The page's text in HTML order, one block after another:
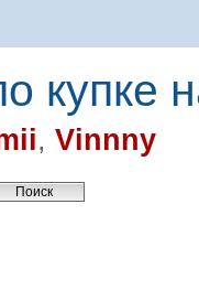
купке
, Vinnny